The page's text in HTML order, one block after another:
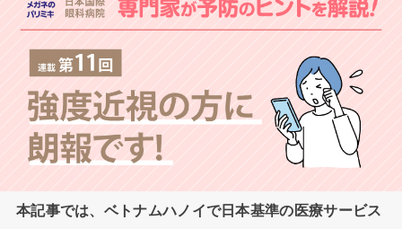
本記事では、ベトナムハノイで日本基準の医療サービス